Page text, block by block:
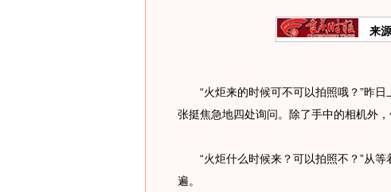
来
“火炬来的时候可不可以拍照哦？”昨日
张挺焦急地四处询问。除了手中的相机外，
“火炬什么时候来？可以拍照不？”从等
遍。